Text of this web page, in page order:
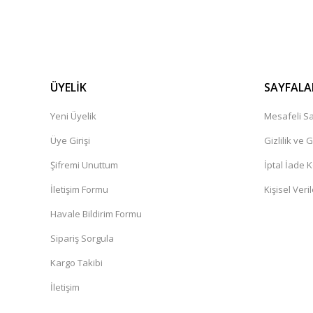
ÜYELİK
Yeni Üyelik
Üye Girişi
Şifremi Unuttum
İletişim Formu
Havale Bildirim Formu
Sipariş Sorgula
Kargo Takibi
İletişim
Mesafeli
Gizlilik ve
İptal İade
Kişisel